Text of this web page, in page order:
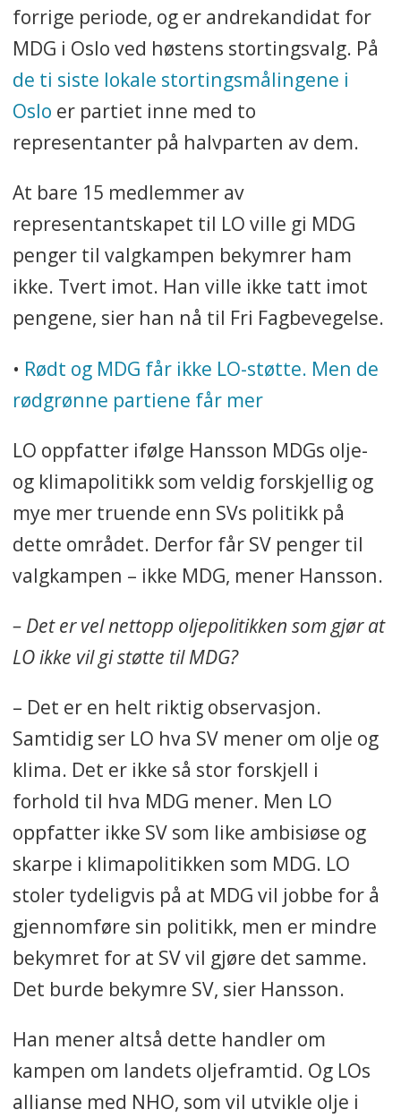
forrige periode, og er andrekandidat for
MDG i Oslo ved høstens stortingsvalg. På
de ti siste lokale stortingsmålingene i
Oslo er partiet inne med to
representanter på halvparten av dem.
At bare 15 medlemmer av
representantskapet til LO ville gi MDG
penger til valgkampen bekymrer ham
ikke. Tvert imot. Han ville ikke tatt imot
pengene, sier han nå til Fri Fagbevegelse.
• Rødt og MDG får ikke LO-støtte. Men de
rødgrønne partiene får mer
LO oppfatter ifølge Hansson MDGs olje-
og klimapolitikk som veldig forskjellig og
mye mer truende enn SVs politikk på
dette området. Derfor får SV penger til
valgkampen – ikke MDG, mener Hansson.
– Det er vel nettopp oljepolitikken som gjør at
LO ikke vil gi støtte til MDG?
– Det er en helt riktig observasjon.
Samtidig ser LO hva SV mener om olje og
klima. Det er ikke så stor forskjell i
forhold til hva MDG mener. Men LO
oppfatter ikke SV som like ambisiøse og
skarpe i klimapolitikken som MDG. LO
stoler tydeligvis på at MDG vil jobbe for å
gjennomføre sin politikk, men er mindre
bekymret for at SV vil gjøre det samme.
Det burde bekymre SV, sier Hansson.
Han mener altså dette handler om
kampen om landets oljeframtid. Og LOs
allianse med NHO, som vil utvikle olje i